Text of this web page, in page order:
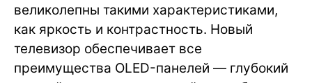
великолепны такими характеристиками,
как яркость и контрастность. Новый
телевизор обеспечивает все
преимущества OLED-панелей — глубокий